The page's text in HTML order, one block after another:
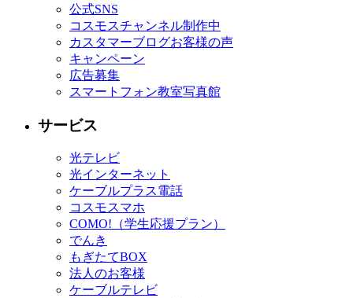
公式SNS
コスモスチャンネル制作中
カスタマーブログお客様の声
キャンペーン
広告募集
スマートフォン教室写真館
サービス
光テレビ
光インターネット
ケーブルプラス電話
コスモスマホ
COMO!（学生応援プラン）
でんき
もぎたてBOX
法人のお客様
ケーブルテレビ